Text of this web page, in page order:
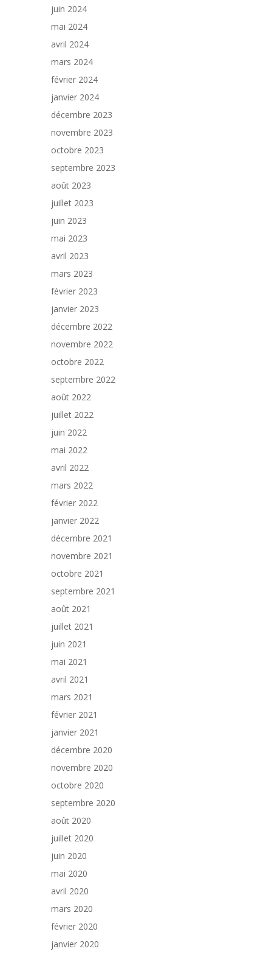
juin 2024
mai 2024
avril 2024
mars 2024
février 2024
janvier 2024
décembre 2023
novembre 2023
octobre 2023
septembre 2023
août 2023
juillet 2023
juin 2023
mai 2023
avril 2023
mars 2023
février 2023
janvier 2023
décembre 2022
novembre 2022
octobre 2022
septembre 2022
août 2022
juillet 2022
juin 2022
mai 2022
avril 2022
mars 2022
février 2022
janvier 2022
décembre 2021
novembre 2021
octobre 2021
septembre 2021
août 2021
juillet 2021
juin 2021
mai 2021
avril 2021
mars 2021
février 2021
janvier 2021
décembre 2020
novembre 2020
octobre 2020
septembre 2020
août 2020
juillet 2020
juin 2020
mai 2020
avril 2020
mars 2020
février 2020
janvier 2020